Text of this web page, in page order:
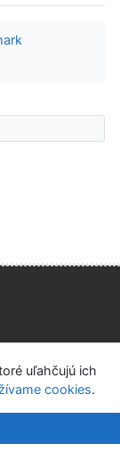
s.r.o.
uľahčujú ich
cookies.